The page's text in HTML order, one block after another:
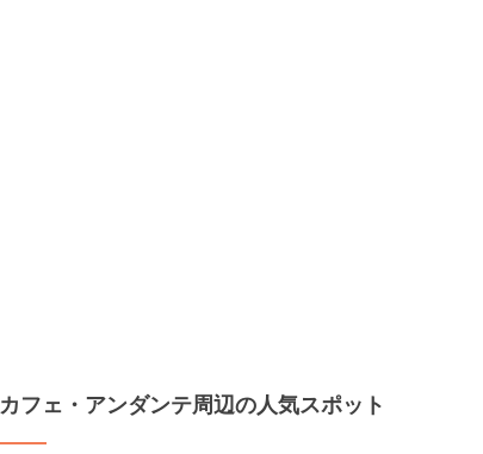
カフェ・アンダンテ周辺の人気スポット